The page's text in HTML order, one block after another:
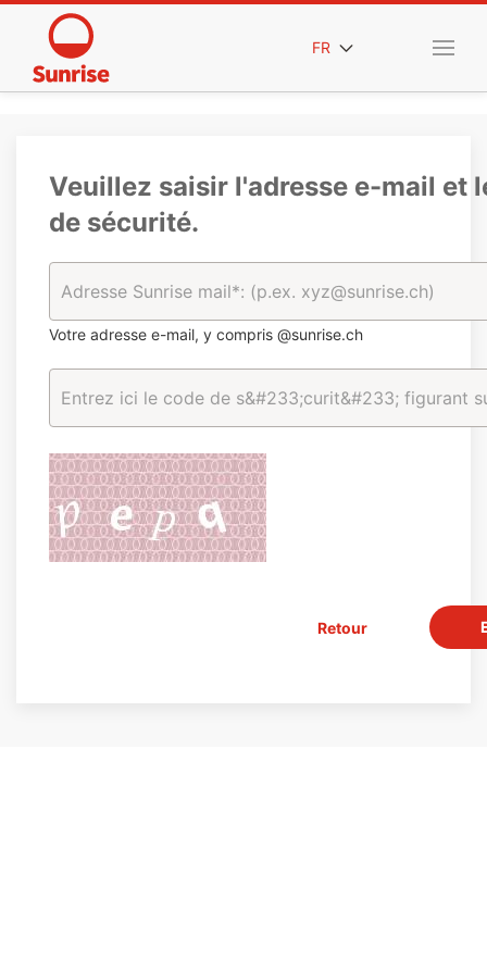
FR
Veuillez saisir l'adresse e-mail et
de sécurité.
Votre adresse e-mail, y compris @sunrise.ch
Retour